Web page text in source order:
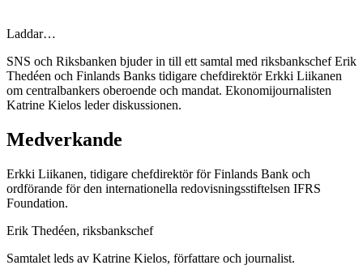
Laddar…
SNS och Riksbanken bjuder in till ett samtal med riksbankschef Erik
Thedéen och Finlands Banks tidigare chefdirektör Erkki Liikanen
om centralbankers oberoende och mandat. Ekonomijournalisten
Katrine Kielos leder diskussionen.
Medverkande
Erkki Liikanen, tidigare chefdirektör för Finlands Bank och
ordförande för den internationella redovisningsstiftelsen IFRS
Foundation.
Erik Thedéen, riksbankschef
Samtalet leds av Katrine Kielos, författare och journalist.